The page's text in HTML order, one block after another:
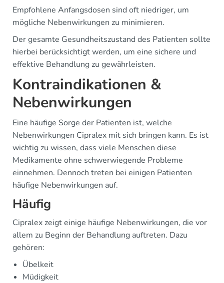
Empfohlene Anfangsdosen sind oft niedriger, um
mögliche Nebenwirkungen zu minimieren.
Der gesamte Gesundheitszustand des Patienten sollte
hierbei berücksichtigt werden, um eine sichere und
effektive Behandlung zu gewährleisten.
Kontraindikationen &
Nebenwirkungen
Eine häufige Sorge der Patienten ist, welche
Nebenwirkungen Cipralex mit sich bringen kann. Es ist
wichtig zu wissen, dass viele Menschen diese
Medikamente ohne schwerwiegende Probleme
einnehmen. Dennoch treten bei einigen Patienten
häufige Nebenwirkungen auf.
Häufig
Cipralex zeigt einige häufige Nebenwirkungen, die vor
allem zu Beginn der Behandlung auftreten. Dazu
gehören:
Übelkeit
Müdigkeit